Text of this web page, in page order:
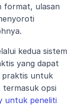
kedua sistem
yang dapat
praktis untuk
termasuk opsi
untuk peneliti